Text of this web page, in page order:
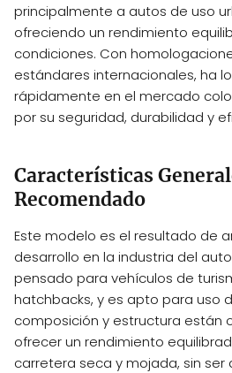
principalmente a autos de uso
ofreciendo un rendimiento
condiciones. Con
estándares internacionales, ha
rápidamente en el mercado
por su seguridad, durabilidad y
Características
Recomendado
Este modelo es el resultado de
desarrollo en la industria del
pensado para vehículos de
hatchbacks, y es apto para uso
composición y estructura están
ofrecer un rendimiento
carretera seca y mojada, sin